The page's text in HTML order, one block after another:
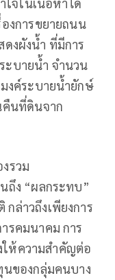
งการขยายถนน
งผังน้ำ ที่มีการ
ะบายน้ำ จำนวน
งค์ระบายน้ำยักษ์
คืนที่ดินจาก
รวม
ถึง “ผลกระทบ”
ล่าวถึงเพียงการ
รคมนาคม การ
ห้ความสำคัญต่อ
นของกลุ่มคนบาง